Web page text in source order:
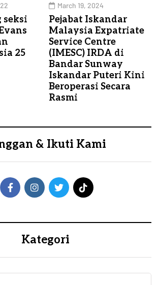
seksi
25
March 19, 2024
Pejabat Iskandar
Malaysia Expatriate
Service Centre
(IMESC) IRDA di
Bandar Sunway
Iskandar Puteri Kini
Beroperasi Secara
Rasmi
& Ikuti Kami
Kategori